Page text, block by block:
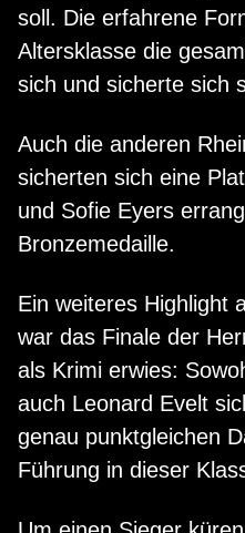
soll. Die erfahrene
Altersklasse die
sich und sicherte sich
Auch die anderen
sicherten sich eine
und Sofie Eyers
Bronzemedaille.
Ein weiteres Highlight
war das Finale der
als Krimi erwies:
auch Leonard Evelt
genau punktgleichen
Führung in dieser